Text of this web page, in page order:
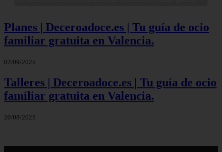
Planes | Deceroadoce.es | Tu guía de ocio
familiar gratuita en Valencia.
02/09/2025
Talleres | Deceroadoce.es | Tu guía de ocio
familiar gratuita en Valencia.
20/08/2025